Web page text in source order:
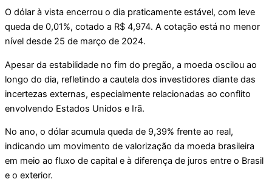
O dólar à vista encerrou o dia praticamente estável, com leve
queda de 0,01%, cotado a R$ 4,974. A cotação está no menor
nível desde 25 de março de 2024.
Apesar da estabilidade no fim do pregão, a moeda oscilou ao
longo do dia, refletindo a cautela dos investidores diante das
incertezas externas, especialmente relacionadas ao conflito
envolvendo Estados Unidos e Irã.
No ano, o dólar acumula queda de 9,39% frente ao real,
indicando um movimento de valorização da moeda brasileira
em meio ao fluxo de capital e à diferença de juros entre o Brasil
e o exterior.